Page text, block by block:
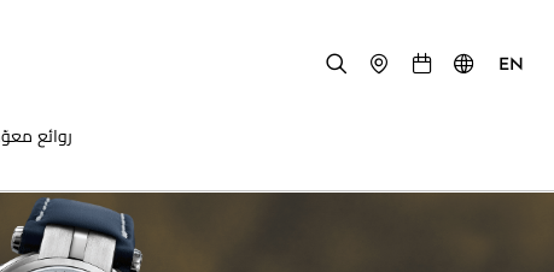
EN
روائع